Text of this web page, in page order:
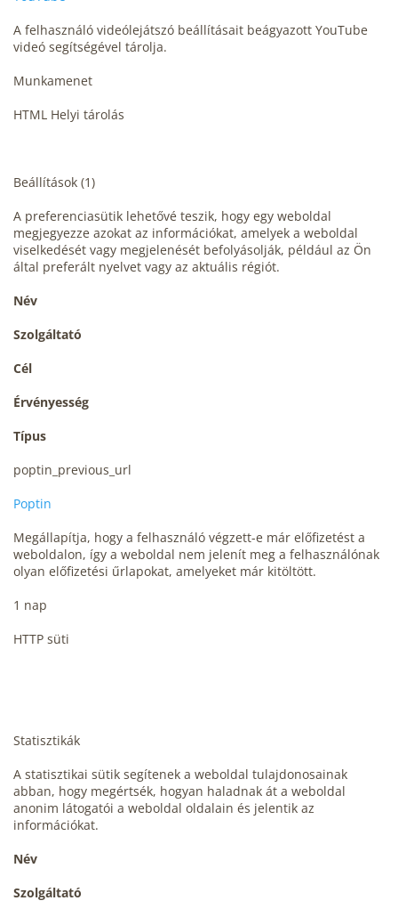
A felhasználó videólejátszó beállításait beágyazott YouTube
videó segítségével tárolja.
Munkamenet
HTML Helyi tárolás
Beállítások (1)
A preferenciasütik lehetővé teszik, hogy egy weboldal
megjegyezze azokat az információkat, amelyek a weboldal
viselkedését vagy megjelenését befolyásolják, például az Ön
által preferált nyelvet vagy az aktuális régiót.
Név
Szolgáltató
Cél
Érvényesség
Típus
poptin_previous_url
Poptin
Megállapítja, hogy a felhasználó végzett-e már előfizetést a
weboldalon, így a weboldal nem jelenít meg a felhasználónak
olyan előfizetési űrlapokat, amelyeket már kitöltött.
1 nap
HTTP süti
Statisztikák
A statisztikai sütik segítenek a weboldal tulajdonosainak
abban, hogy megértsék, hogyan haladnak át a weboldal
anonim látogatói a weboldal oldalain és jelentik az
információkat.
Név
Szolgáltató